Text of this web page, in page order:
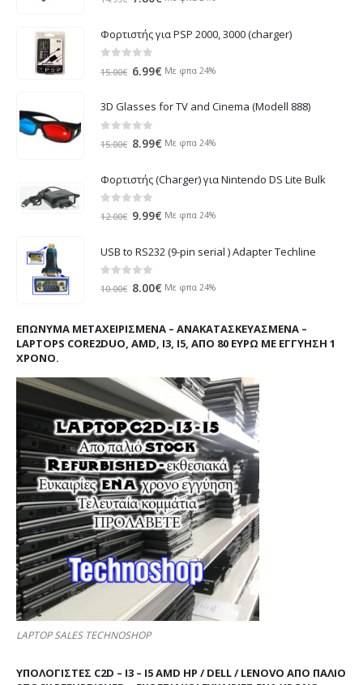
was:
14.99€.
τιμή
Φορτιστής για PSP 2000, 3000 (charger)
out of 5
15.00€ Original
was:
15.00€.
6.99€ Η
τιμή
Με φπα 24%
3D Glasses for TV and Cinema (Modell 888)
out of 5
15.00€ Original
was:
15.00€.
8.99€ Η
τιμή
είναι:
Με φπα 24%
Φορτιστής (Charger) για Nintendo DS Lite Bulk
out of 5
12.00€ Original
was:
12.00€.
9.99€ Η
τιμή
είναι:
Με φπα 24%
USB to RS232 (9-pin serial ) Adapter Techline
out of 5
10.00€ Original
10.00€.
8.00€ Η
είναι:
8.00€.
Με φπα 24%
ΕΠΏΝΥΜΑ ΜΕΤΑΧΕΙΡΙΣΜΈΝΑ – ΑΝΑΚΑΤΑΣΚΕΥΑΣΜΈΝΑ –
LAPTOPS CORE2DUO, AMD, I3, I5, ΑΠΌ 80 ΕΥΡΏ ΜΕ ΕΓΓΎΗΣΗ 1
ΧΡΌΝΟ.
LAPTOP SALES TECHNOSHOP
ΥΠΟΛΟΓΙΣΤΕΣ C2D – I3 – I5 AMD HP / DELL / LENOVO ΑΠΟ ΠΑΛΙΌ